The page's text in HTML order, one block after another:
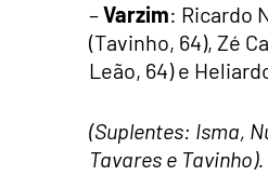
–Varzim: Ricardo
(Tavinho, 64), Zé
Leão, 64) e
(Suplentes: Isma,
Tavares e Tavinho).